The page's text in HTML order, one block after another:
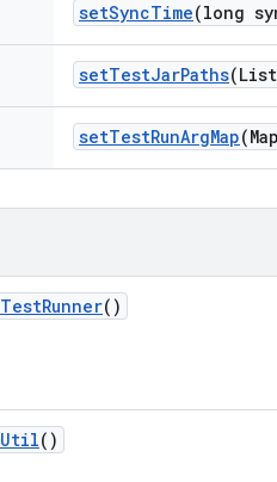
setSyncTime(long
setTestJarPaths
setTestRunArgMap
TestRunner()
Util()